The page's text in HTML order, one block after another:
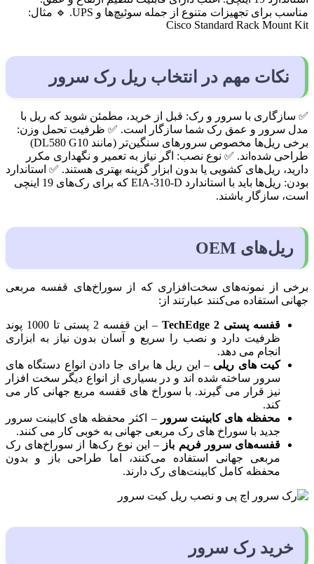
مناسب برای تجهیزات متنوع از جمله سوئیچ‌ها و UPS. 🔹 مثال:
Cisco Standard Rack Mount Kit
نکات مهم در انتخاب ریل رک سرور
✅ سازگاری با سرور و رک: قبل از خرید، مطمئن شوید که ریل با
مدل سرور و عمق رک شما سازگار است. ✅ ظرفیت تحمل وزن:
برخی ریل‌ها مخصوص سرورهای سنگین‌تر (مانند DL580 G10)
طراحی شده‌اند. ✅ نوع نصب: اگر نیاز به تعمیر و نگهداری مکرر
دارید، ریل‌های کشویی یا بدون ابزار گزینه بهتری هستند. ✅ استاندارد
بودن: ریل‌ها باید با استاندارد EIA-310-D که برای رک‌های 19 اینچی
است، سازگار باشند.
ریل‌های OEM
برخی از نمونه‌های سخت‌افزاری که از سوراخ‌های قفسه مربعی
جهانی استفاده می‌کنند عبارتند از:
قفسه پستی TechEdge 2
– این قفسه 2 پستی تا 1000 پوند
ظرفیت دارد و نصب را سریع و آسان بدون نیاز به ابزاری
انجام می دهد.
کیت های ریلی – این ریل ها برای جا دادن انواع دستگاه های
سرور ساخته شده اند و در بسیاری از انواع دیگر سخت افزار
نیز قرار می گیرند. با سوراخ های قفسه مربع جهانی کار می
کند.
محفظه های کابینت سرور– اکثر محفظه های کابینت سرور
جدید با سوراخ های رک مربعی جهانی به خوبی کار می کنند.
قفسه‌های سرور فریم باز – این نوع رک‌ها از سوراخ‌های رک
مربعی جهانی استفاده می‌کنند، اما طراحی باز و بدون
محفظه کامل کابینت‌های رک دارند.
خرید رک سرور